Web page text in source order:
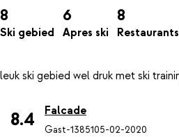
8
Ski gebied
6
Apres ski
8
Restaurants
8.4 Falcade
Gast-1385105-02-2020